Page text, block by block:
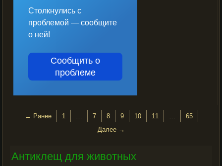
Столкнулись с
проблемой — сообщите
о ней!
Сообщить о
проблеме
← Ранее 1 … 7 8 9 10 11 …
65
Далее →
Антиклещ для животных